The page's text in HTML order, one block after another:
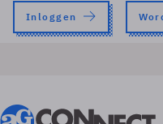
Inloggen